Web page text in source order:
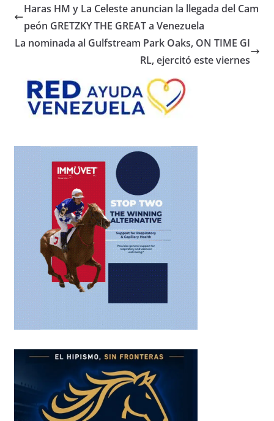
Haras HM y La Celeste anuncian la llegada del Cam
peón GRETZKY THE GREAT a Venezuela
La nominada al Gulfstream Park Oaks, ON TIME GI
RL, ejercitó este viernes